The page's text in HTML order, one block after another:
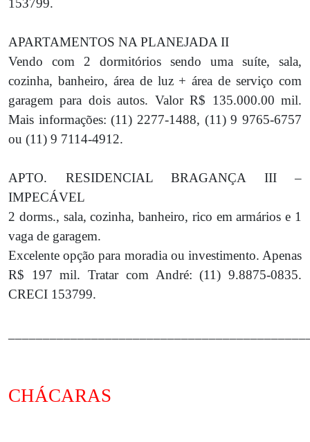
153799.
APARTAMENTOS NA PLANEJADA II
Vendo com 2 dormitórios sendo uma suíte, sala,
cozinha, banheiro, área de luz + área de serviço com
garagem para dois autos. Valor R$ 135.000.00 mil.
Mais informações: (11) 2277-1488, (11) 9 9765-6757
ou (11) 9 7114-4912.
APTO. RESIDENCIAL BRAGANÇA III –
IMPECÁVEL
2 dorms., sala, cozinha, banheiro, rico em armários e 1
vaga de garagem.
Excelente opção para moradia ou investimento. Apenas
R$ 197 mil. Tratar com André: (11) 9.8875-0835.
CRECI 153799.
CHÁCARAS